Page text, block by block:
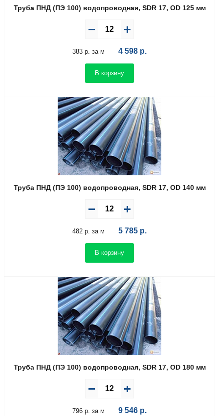
Труба ПНД (ПЭ 100) водопроводная, SDR 17, OD 125 мм
383 р. за м 4 598 р.
В корзину
Труба ПНД (ПЭ 100) водопроводная, SDR 17, OD 140 мм
482 р. за м 5 785 р.
В корзину
Труба ПНД (ПЭ 100) водопроводная, SDR 17, OD 180 мм
796 р. за м 9 546 р.